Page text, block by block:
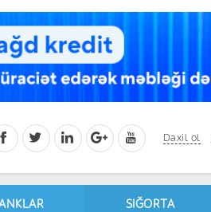
Daxil ol
SIĞORTA